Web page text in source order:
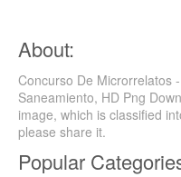
About:
Concurso De Microrrelatos
Saneamiento, HD Png
image, which is classified
please share it.
Popular